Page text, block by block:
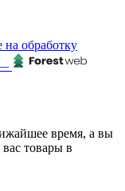
на обработку
—
время, а вы
товары в